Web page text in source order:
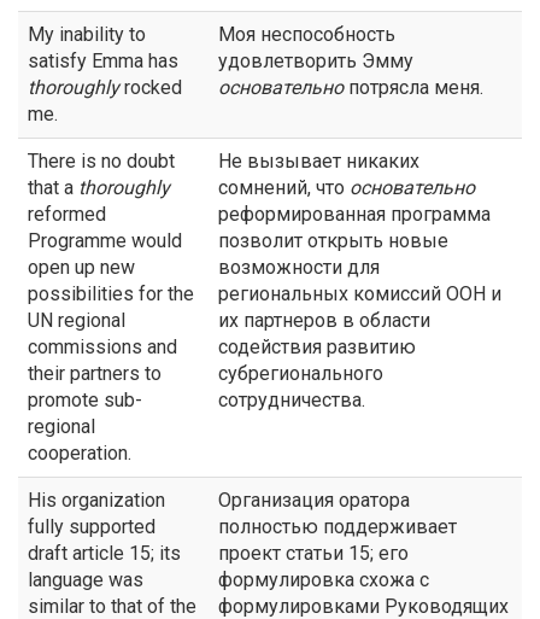
My inability to
satisfy Emma has
thoroughlyrocked
me.
Моя неспособность
удовлетворить Эмму
основательнопотрясла меня.
There is no doubt
that a thoroughly
reformed
Programme would
open up new
possibilities for the
UN regional
commissions and
their partners to
promote sub-
regional
cooperation.
Не вызывает никаких
сомнений, что основательно
реформированная программа
позволит открыть новые
возможности для
региональных комиссий ООН и
их партнеров в области
содействия развитию
субрегионального
сотрудничества.
His organization
fully supported
draft article 15; its
language was
similar to that of the
Организация оратора
полностью поддерживает
проект статьи 15; его
формулировка схожа с
формулировками Руководящих